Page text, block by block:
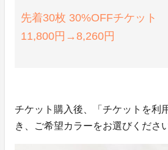
先着30枚 30%OFFチケット
11,800円→8,260円
チケット購入後、「チケットを利
き、ご希望カラーをお選びください